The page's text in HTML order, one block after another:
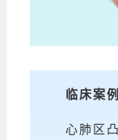
临床案例
心肺区